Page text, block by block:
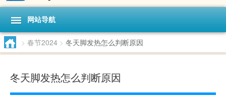
网站导航
> 春节2024 > 冬天脚发热怎么判断原因
冬天脚发热怎么判断原因